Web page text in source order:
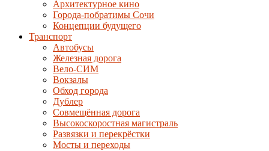
Архитектурное кино
Города-побратимы Сочи
Концепции будущего
Транспорт
Автобусы
Железная дорога
Вело-СИМ
Вокзалы
Обход города
Дублер
Совмещённая дорога
Высокоскоростная магистраль
Развязки и перекрёстки
Мосты и переходы